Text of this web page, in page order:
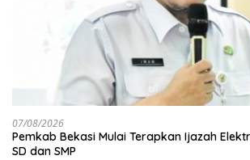
07/08/2026
Pemkab Bekasi Mulai Terapkan Ijazah
SD dan SMP